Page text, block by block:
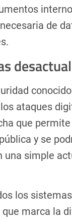
de
ataques
que
y se
una simple
los
marca la